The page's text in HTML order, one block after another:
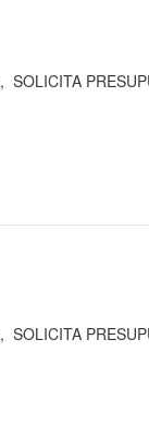
, SOLICITA
, SOLICITA